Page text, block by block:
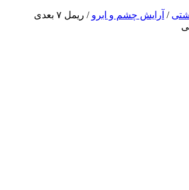
/ آرایش چشم و ابرو
/ ریمل ۷ بعدی